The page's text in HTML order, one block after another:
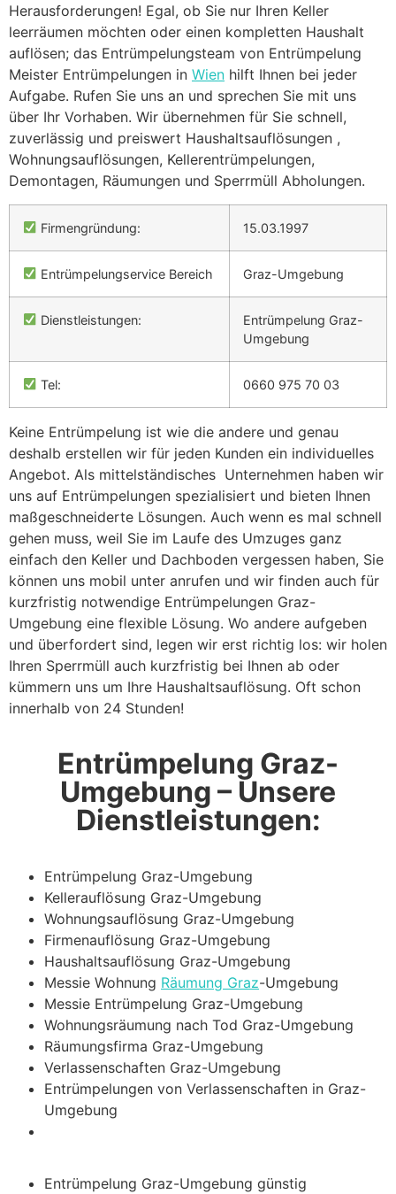
Herausforderungen! Egal, ob Sie nur Ihren Keller
leerräumen möchten oder einen kompletten Haushalt
auflösen; das Entrümpelungsteam von Entrümpelung
Meister Entrümpelungen in Wien hilft Ihnen bei jeder
Aufgabe. Rufen Sie uns an und sprechen Sie mit uns
über Ihr Vorhaben. Wir übernehmen für Sie schnell,
zuverlässig und preiswert Haushaltsauflösungen ,
Wohnungsauflösungen, Kellerentrümpelungen,
Demontagen, Räumungen und Sperrmüll Abholungen.
Firmengründung: 15.03.1997
Entrümpelungservice Bereich Graz-Umgebung
Dienstleistungen:
Entrümpelung Graz-
Umgebung
Tel: 0660 975 70 03
Keine Entrümpelung ist wie die andere und genau
deshalb erstellen wir für jeden Kunden ein individuelles
Angebot. Als mittelständisches Unternehmen haben wir
uns auf Entrümpelungen spezialisiert und bieten Ihnen
maßgeschneiderte Lösungen. Auch wenn es mal schnell
gehen muss, weil Sie im Laufe des Umzuges ganz
einfach den Keller und Dachboden vergessen haben, Sie
können uns mobil unter anrufen und wir finden auch für
kurzfristig notwendige Entrümpelungen Graz-
Umgebung eine flexible Lösung. Wo andere aufgeben
und überfordert sind, legen wir erst richtig los: wir holen
Ihren Sperrmüll auch kurzfristig bei Ihnen ab oder
kümmern uns um Ihre Haushaltsauflösung. Oft schon
innerhalb von 24 Stunden!
Entrümpelung Graz-
Umgebung – Unsere
Dienstleistungen:
Entrümpelung Graz-Umgebung
Kellerauflösung Graz-Umgebung
Wohnungsauflösung Graz-Umgebung
Firmenauflösung Graz-Umgebung
Haushaltsauflösung Graz-Umgebung
Messie Wohnung Räumung Graz-Umgebung
Messie Entrümpelung Graz-Umgebung
Wohnungsräumung nach Tod Graz-Umgebung
Räumungsfirma Graz-Umgebung
Verlassenschaften Graz-Umgebung
Entrümpelungen von Verlassenschaften in Graz-
Umgebung
Entrümpelung Graz-Umgebung günstig